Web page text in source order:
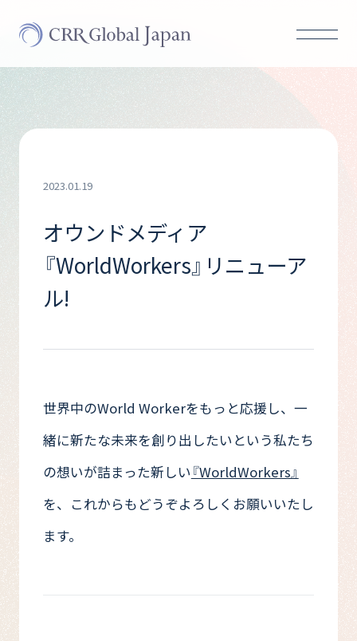
2023.01.19
オウンドメディア
『WorldWorkers』リニューア
ル!
世界中のWorld Workerをもっと応援し、一
緒に新たな未来を創り出したいという私たち
の想いが詰まった新しい 『WorldWorkers』
を、これからもどうぞよろしくお願いいたし
ます。